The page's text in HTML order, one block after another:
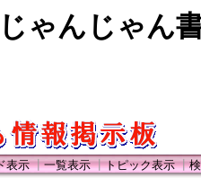
ゃんじゃん
表示┃一覧表示┃トピック表示┃